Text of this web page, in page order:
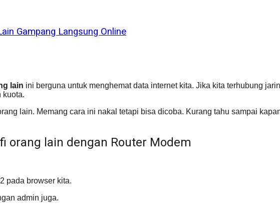
Gampang Langsung Online
lain ini berguna untuk menghemat data internet kita. Jika kita terhubung
kuota.
lain. Memang cara ini nakal tetapi bisa dicoba. Kurang tahu sampai
orang lain dengan Router Modem
pada browser kita.
admin juga.